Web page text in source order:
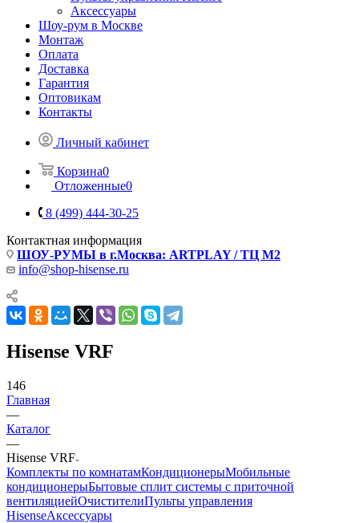
Аксессуары
Шоу-рум в Москве
Монтаж
Оплата
Доставка
Гарантия
Оптовикам
Контакты
Личный кабинет
Корзина0
Отложенные0
8 (499) 444-30-25
Контактная информация
ШОУ-РУМЫ в г.Москва: ARTPLAY / ТЦ М2
info@shop-hisense.ru
Hisense VRF
146
Главная
—
Каталог
—
Hisense VRF
Комплекты по комнатамКондиционерыМобильные
кондиционерыБытовые сплит системы с приточной
вентиляциейОчистителиПульты управления
HisenseАксессуары